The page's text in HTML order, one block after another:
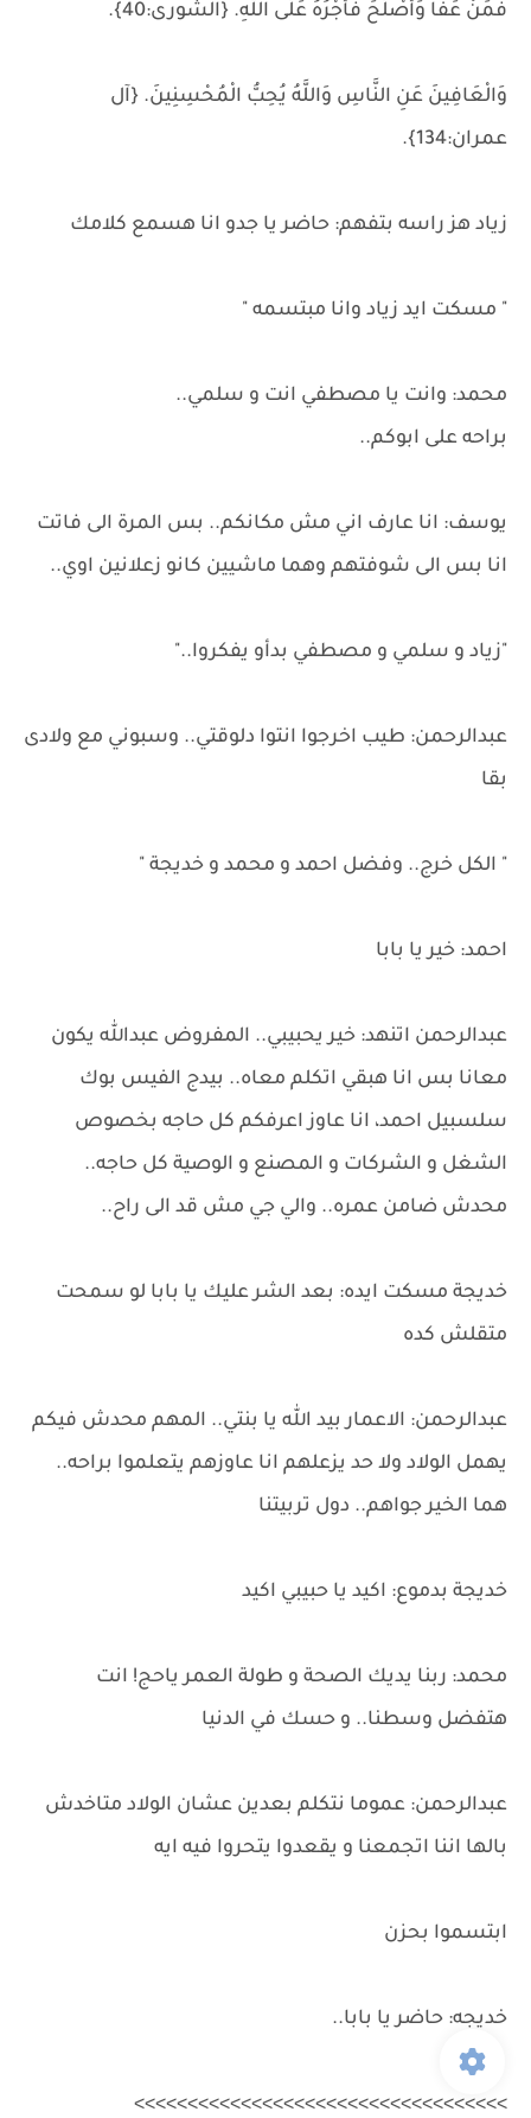
فَمَنْ عَفَا وَأَصْلَحَ فَأَجْرُهُ عَلَى اللَّهِ. {الشورى:40}.
وَالْعَافِينَ عَنِ النَّاسِ وَاللَّهُ يُحِبُّ الْمُحْسِنِينَ. {آل
عمران:134}.
زياد هز راسه بتفهم: حاضر يا جدو انا هسمع كلامك
" مسكت ايد زياد وانا مبتسمه "
محمد: وانت يا مصطفي انت و سلمي..
براحه على ابوكم..
يوسف: انا عارف اني مش مكانكم.. بس المرة الى فاتت
انا بس الى شوفتهم وهما ماشيين كانو زعلانين اوي..
"زياد و سلمي و مصطفي بدأو يفكروا.."
عبدالرحمن: طيب اخرجوا انتوا دلوقتي.. وسبوني مع ولادى
بقا
" الكل خرج.. وفضل احمد و محمد و خديجة "
احمد: خير يا بابا
عبدالرحمن اتنهد: خير يحبيبي.. المفروض عبدالله يكون
معانا بس انا هبقي اتكلم معاه.. بيدج الفيس بوك
سلسبيل احمد، انا عاوز اعرفكم كل حاجه بخصوص
الشغل و الشركات و المصنع و الوصية كل حاجه..
محدش ضامن عمره.. والي جي مش قد الى راح..
خديجة مسكت ايده: بعد الشر عليك يا بابا لو سمحت
متقلش كده
عبدالرحمن: الاعمار بيد الله يا بنتي.. المهم محدش فيكم
يهمل الولاد ولا حد يزعلهم انا عاوزهم يتعلموا براحه..
هما الخير جواهم.. دول تربيتنا
خديجة بدموع: اكيد يا حبيبي اكيد
محمد: ربنا يديك الصحة و طولة العمر ياحج! انت
هتفضل وسطنا.. و حسك في الدنيا
عبدالرحمن: عموما نتكلم بعدين عشان الولاد متاخدش
بالها اننا اتجمعنا و يقعدوا يتحروا فيه ايه
ابتسموا بحزن
خديجه: حاضر يا بابا..
>>>>>>>>>>>>>>>>>>>>>>>>>>>>>>>>>>>